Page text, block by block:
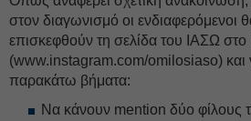
στον διαγωνισμό οι ενδιαφερόμενοι
επισκεφθούν τη σελίδα του ΙΑΣΩ στο
(www.instagram.com/omilosiaso) και
παρακάτω βήματα:
Να κάνουν mention δύο φίλους